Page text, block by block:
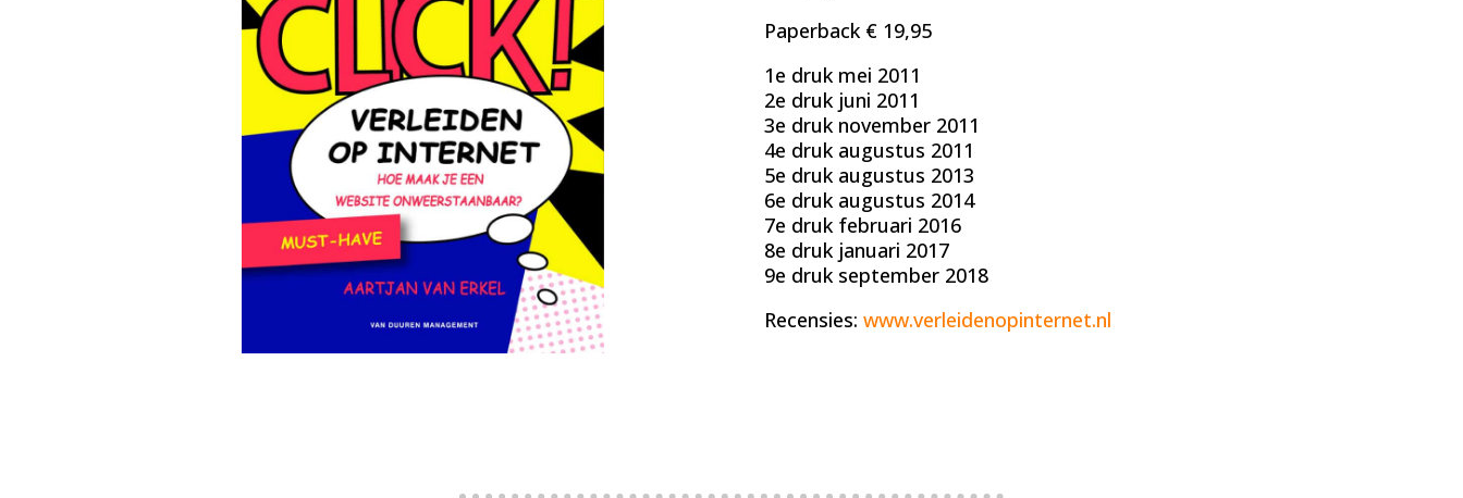
Paperback € 19,95
1e druk mei 2011
2e druk juni 2011
3e druk november 2011
4e druk augustus 2011
5e druk augustus 2013
6e druk augustus 2014
7e druk februari 2016
8e druk januari 2017
9e druk september 2018
Recensies: www.verleidenopinternet.nl